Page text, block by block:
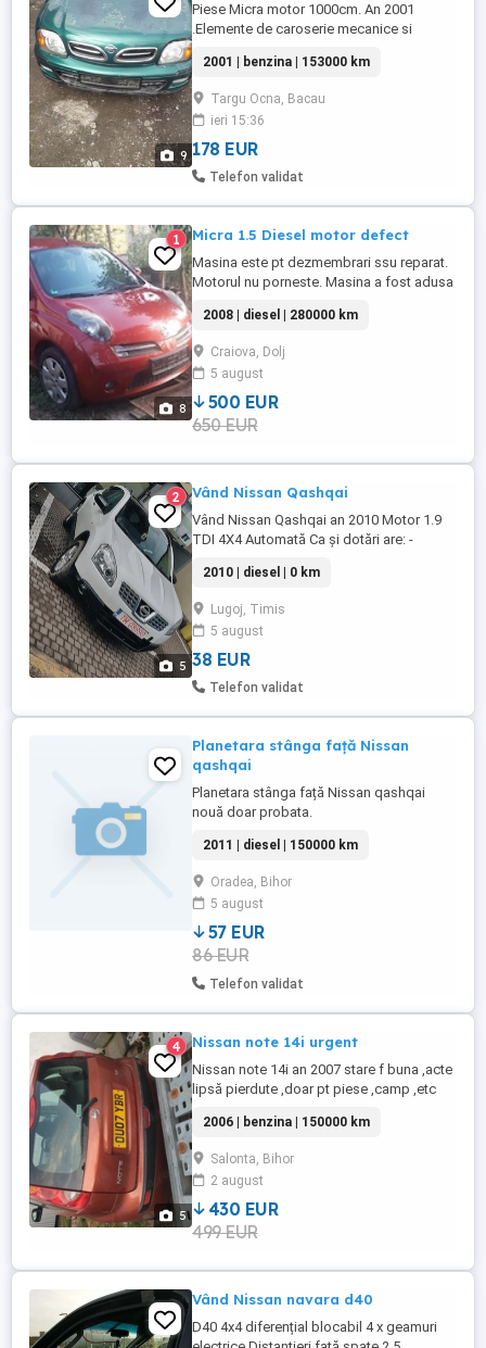
9
Piese Micra motor 1000cm. An 2001
.Elemente de caroserie mecanice si
2001 | benzina | 153000 km
Targu Ocna, Bacau
ieri 15:36
178 EUR
Telefon validat
8
1 Micra 1.5 Diesel motor defect
Masina este pt dezmembrari ssu reparat.
Motorul nu porneste. Masina a fost adusa
pornea foarte greu, la relantiu mergea
rotund, in momentul in care se actiona
acceleratia se oprea. Acum nu mai
porneste. Curea de distributie noua,
masina sta de un an jumatate, baterie ...
2008 | diesel | 280000 km
Craiova, Dolj
5 august
500 EUR
650 EUR
5
2 Vând Nissan Qashqai
Vând Nissan Qashqai an 2010 Motor 1.9
TDI 4X4 Automată Ca și dotări are: -
electrice încălzite -navigație -dublu
climatronic -pilit automat -bord refrigerat -
jante aliaj -sistem audio original Nissan -
protectie ceață -senzori lumină -senzori
ceață -senzori ...
2010 | diesel | 0 km
Lugoj, Timis
5 august
38 EUR
Telefon validat
Planetara stânga față Nissan
qashqai
Planetara stânga față Nissan qashqai
nouă doar probata.
2011 | diesel | 150000 km
Oradea, Bihor
5 august
57 EUR
86 EUR
Telefon validat
5
4 Nissan note 14i urgent
Nissan note 14i an 2007 stare f buna ,acte
lipsă pierdute ,doar pt piese ,camp ,etc
2006 | benzina | 150000 km
Salonta, Bihor
2 august
430 EUR
499 EUR
Vând Nissan navara d40
D40 4x4 diferențial blocabil 4 x geamuri